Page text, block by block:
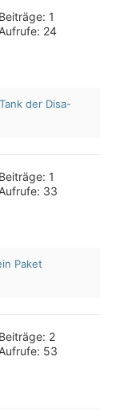
Beiträge: 1
Aufrufe: 24
der Disa-
Beiträge: 1
Aufrufe: 33
Paket
Beiträge: 2
Aufrufe: 53